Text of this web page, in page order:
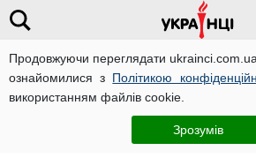
Продовжуючи переглядати
ознайомилися з Політикою
використанням файлів cookie.
Зрозумів
Новини
Не угробте свій організм:
можна з'їдати на день без